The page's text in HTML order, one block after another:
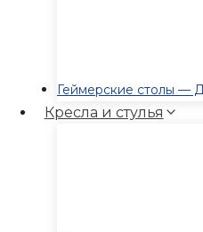
Геймерские столы —
Кресла и стулья